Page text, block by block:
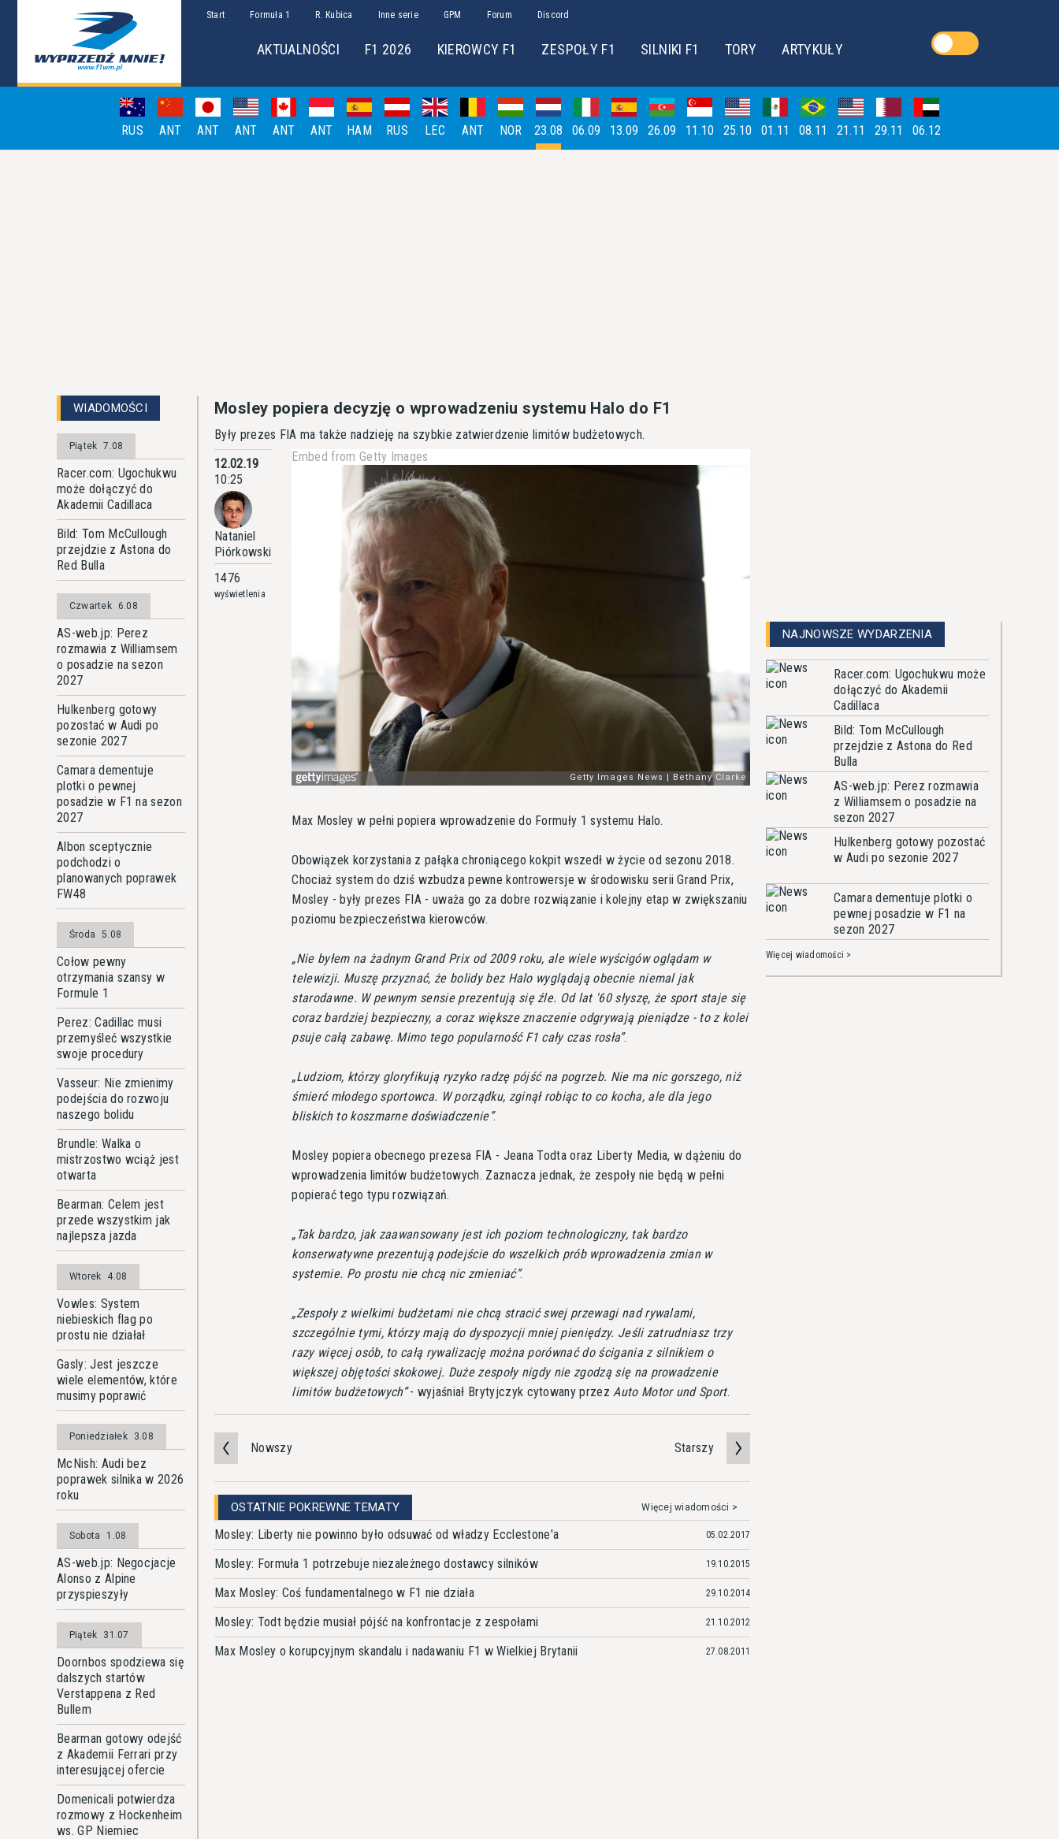
Start Formuła 1 R. Kubica Inne serie GPM Forum Discord
AKTUALNOŚCI F1 2026 KIEROWCY F1 ZESPOŁY F1 SILNIKI F1 TORY ARTYKUŁY
RUS ANT ANT ANT ANT ANT HAM RUS LEC ANT NOR 23.08 06.09 13.09 26.09 11.10 25.10 01.11 08.11 21.11 29.11 06.12
WIADOMOŚCI
Piątek 7.08
Racer.com: Ugochukwu
może dołączyć do
Akademii Cadillaca
Bild: Tom McCullough
przejdzie z Astona do
Red Bulla
Czwartek 6.08
AS-web.jp: Perez
rozmawia z Williamsem
o posadzie na sezon
2027
Hulkenberg gotowy
pozostać w Audi po
sezonie 2027
Camara dementuje
plotki o pewnej
posadzie w F1 na sezon
2027
Albon sceptycznie
podchodzi o
planowanych poprawek
FW48
Środa 5.08
Cołow pewny
otrzymania szansy w
Formule 1
Perez: Cadillac musi
przemyśleć wszystkie
swoje procedury
Vasseur: Nie zmienimy
podejścia do rozwoju
naszego bolidu
Brundle: Walka o
mistrzostwo wciąż jest
otwarta
Bearman: Celem jest
przede wszystkim jak
najlepsza jazda
Wtorek 4.08
Vowles: System
niebieskich flag po
prostu nie działał
Gasly: Jest jeszcze
wiele elementów, które
musimy poprawić
Poniedziałek 3.08
McNish: Audi bez
poprawek silnika w 2026
roku
Sobota 1.08
AS-web.jp: Negocjacje
Alonso z Alpine
przyspieszyły
Piątek 31.07
Doornbos spodziewa się
dalszych startów
Verstappena z Red
Bullem
Bearman gotowy odejść
z Akademii Ferrari przy
interesującej ofercie
Domenicali potwierdza
rozmowy z Hockenheim
ws. GP Niemiec
Mosley popiera decyzję o wprowadzeniu systemu Halo do F1
Były prezes FIA ma także nadzieję na szybkie zatwierdzenie limitów budżetowych.
12.02.19
10:25
Nataniel
Piórkowski
1476
wyświetlenia
Embed from Getty Images
Max Mosley w pełni popiera wprowadzenie do Formuły 1 systemu Halo.
Obowiązek korzystania z pałąka chroniącego kokpit wszedł w życie od sezonu 2018.
Chociaż system do dziś wzbudza pewne kontrowersje w środowisku serii Grand Prix,
Mosley - były prezes FIA - uważa go za dobre rozwiązanie i kolejny etap w zwiększaniu
poziomu bezpieczeństwa kierowców.
Nie byłem na żadnym Grand Prix od 2009 roku, ale wiele wyścigów oglądam w
telewizji. Muszę przyznać, że bolidy bez Halo wyglądają obecnie niemal jak
starodawne. W pewnym sensie prezentują się źle. Od lat '60 słyszę, że sport staje się
coraz bardziej bezpieczny, a coraz większe znaczenie odgrywają pieniądze - to z kolei
psuje całą zabawę. Mimo tego popularność F1 cały czas rosła .
Ludziom, którzy gloryfikują ryzyko radzę pójść na pogrzeb. Nie ma nic gorszego, niż
śmierć młodego sportowca. W porządku, zginął robiąc to co kocha, ale dla jego
bliskich to koszmarne doświadczenie .
Mosley popiera obecnego prezesa FIA - Jeana Todta oraz Liberty Media, w dążeniu do
wprowadzenia limitów budżetowych. Zaznacza jednak, że zespoły nie będą w pełni
popierać tego typu rozwiązań.
Tak bardzo, jak zaawansowany jest ich poziom technologiczny, tak bardzo
konserwatywne prezentują podejście do wszelkich prób wprowadzenia zmian w
systemie. Po prostu nie chcą nic zmieniać .
Zespoły z wielkimi budżetami nie chcą stracić swej przewagi nad rywalami,
szczególnie tymi, którzy mają do dyspozycji mniej pieniędzy. Jeśli zatrudniasz trzy
razy więcej osób, to całą rywalizację można porównać do ścigania z silnikiem o
większej objętości skokowej. Duże zespoły nigdy nie zgodzą się na prowadzenie
limitów budżetowych - wyjaśniał Brytyjczyk cytowany przezAuto Motor und Sport.
Nowszy Starszy
OSTATNIE POKREWNE TEMATY Więcej wiadomości >
Mosley: Liberty nie powinno było odsuwać od władzy Ecclestone'a 05.02.2017
Mosley: Formuła 1 potrzebuje niezależnego dostawcy silników 19.10.2015
Max Mosley: Coś fundamentalnego w F1 nie działa 29.10.2014
Mosley: Todt będzie musiał pójść na konfrontacje z zespołami 21.10.2012
Max Mosley o korupcyjnym skandalu i nadawaniu F1 w Wielkiej Brytanii 27.08.2011
NAJNOWSZE WYDARZENIA
Racer.com: Ugochukwu może
dołączyć do Akademii
Cadillaca
Bild: Tom McCullough
przejdzie z Astona do Red
Bulla
AS-web.jp: Perez rozmawia
z Williamsem o posadzie na
sezon 2027
Hulkenberg gotowy pozostać
w Audi po sezonie 2027
Camara dementuje plotki o
pewnej posadzie w F1 na
sezon 2027
Więcej wiadomości >